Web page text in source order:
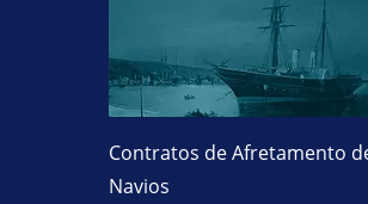
Contratos de Afretamento
Navios